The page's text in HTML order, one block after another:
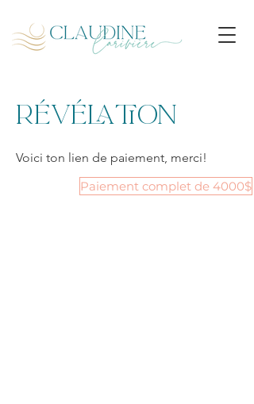
RÉVÉLATION
Voici ton lien de paiement, merci!
Paiement complet de 4000$